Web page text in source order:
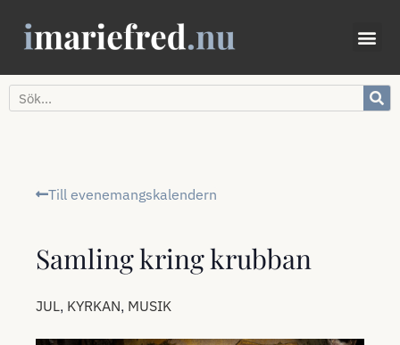
Till evenemangskalendern
Samling kring krubban
JUL, KYRKAN, MUSIK